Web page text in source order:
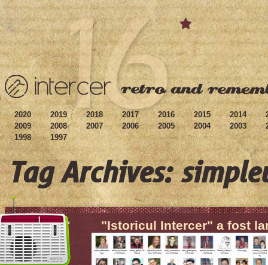
2020 2019 2018 2017 2016 2015 2014
2009
2008 2007 2006 2005 2004 2003
1998
1997
Tag Archives:
"Istoricul Intercer" a fost